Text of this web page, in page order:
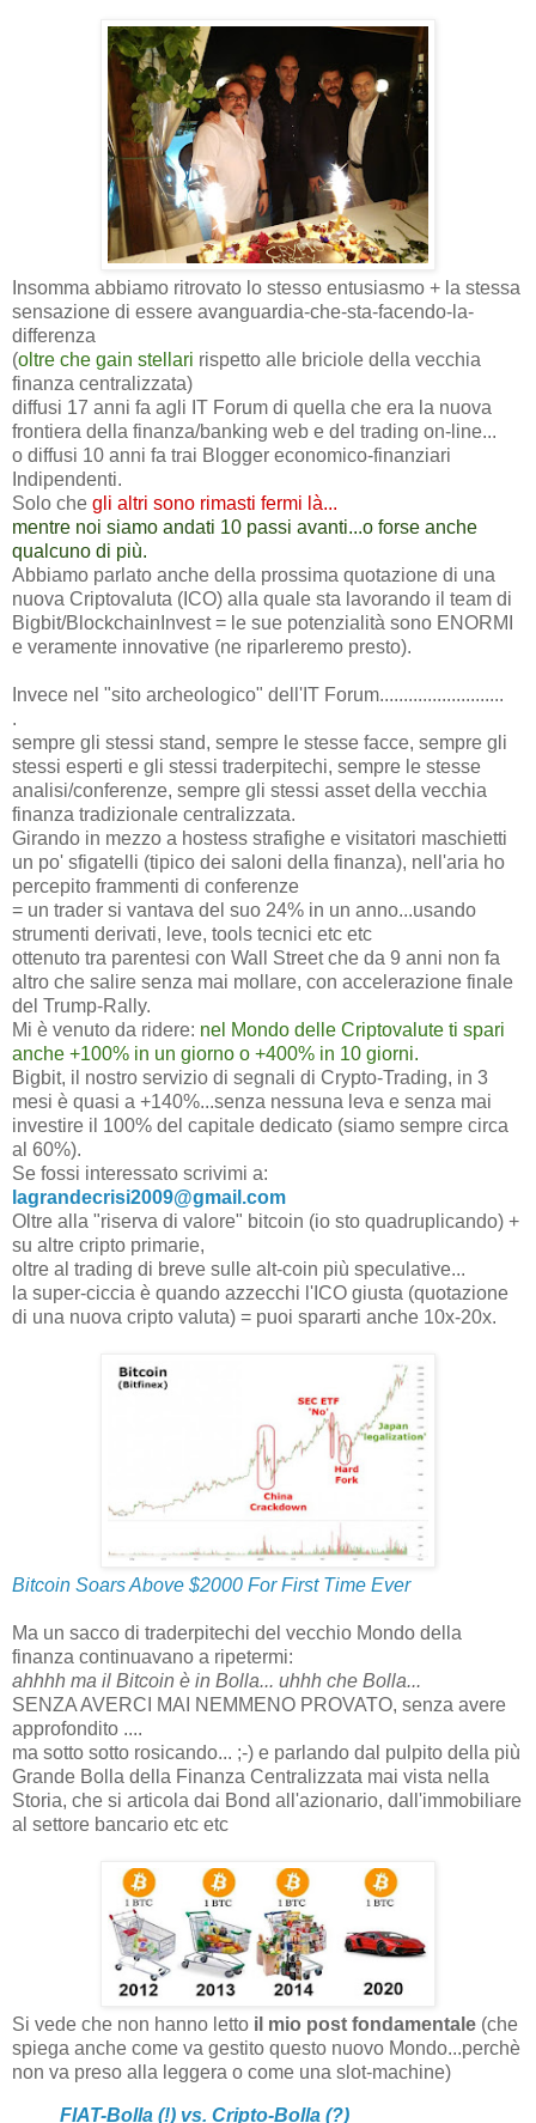
Insomma abbiamo ritrovato lo stesso entusiasmo + la stessa
sensazione di essere avanguardia-che-sta-facendo-la-
differenza
(oltre che gain stellari rispetto alle briciole della vecchia
finanza centralizzata)
diffusi 17 anni fa agli IT Forum di quella che era la nuova
frontiera della finanza/banking web e del trading on-line...
o diffusi 10 anni fa trai Blogger economico-finanziari
Indipendenti.
Solo che gli altri sono rimasti fermi là...
mentre noi siamo andati 10 passi avanti...o forse anche
qualcuno di più.
Abbiamo parlato anche della prossima quotazione di una
nuova Criptovaluta (ICO) alla quale sta lavorando il team di
Bigbit/BlockchainInvest = le sue potenzialità sono ENORMI
e veramente innovative (ne riparleremo presto).
Invece nel "sito archeologico" dell'IT Forum..........................
.
sempre gli stessi stand, sempre le stesse facce, sempre gli
stessi esperti e gli stessi traderpitechi, sempre le stesse
analisi/conferenze, sempre gli stessi asset della vecchia
finanza tradizionale centralizzata.
Girando in mezzo a hostess strafighe e visitatori maschietti
un po' sfigatelli (tipico dei saloni della finanza), nell'aria ho
percepito frammenti di conferenze
= un trader si vantava del suo 24% in un anno...usando
strumenti derivati, leve, tools tecnici etc etc
ottenuto tra parentesi con Wall Street che da 9 anni non fa
altro che salire senza mai mollare, con accelerazione finale
del Trump-Rally.
Mi è venuto da ridere: nel Mondo delle Criptovalute ti spari
anche +100% in un giorno o +400% in 10 giorni.
Bigbit, il nostro servizio di segnali di Crypto-Trading, in 3
mesi è quasi a +140%...senza nessuna leva e senza mai
investire il 100% del capitale dedicato (siamo sempre circa
al 60%).
Se fossi interessato scrivimi a:
lagrandecrisi2009@gmail.com
Oltre alla "riserva di valore" bitcoin (io sto quadruplicando) +
su altre cripto primarie,
oltre al trading di breve sulle alt-coin più speculative...
la super-ciccia è quando azzecchi l'ICO giusta (quotazione
di una nuova cripto valuta) = puoi spararti anche 10x-20x.
Bitcoin Soars Above $2000 For First Time Ever
Ma un sacco di traderpitechi del vecchio Mondo della
finanza continuavano a ripetermi:
ahhhh ma il Bitcoin è in Bolla... uhhh che Bolla...
SENZA AVERCI MAI NEMMENO PROVATO, senza avere
approfondito ....
ma sotto sotto rosicando... ;-) e parlando dal pulpito della più
Grande Bolla della Finanza Centralizzata mai vista nella
Storia, che si articola dai Bond all'azionario, dall'immobiliare
al settore bancario etc etc
Si vede che non hanno letto il mio post fondamentale (che
spiega anche come va gestito questo nuovo Mondo...perchè
non va preso alla leggera o come una slot-machine)
FIAT-Bolla (!) vs. Cripto-Bolla (?)